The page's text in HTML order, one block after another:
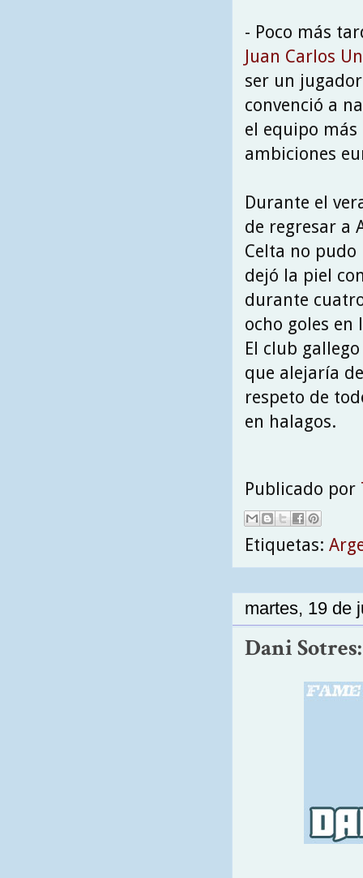
- Poco más
Juan Carlos
ser un
convenció a
el equipo más
ambiciones
Durante el
de regresar a
Celta no
dejó la piel
durante
ocho goles en
El club
que alejaría
respeto de
en halagos.
Publicado por
Etiquetas:
martes, 19 de
Dani